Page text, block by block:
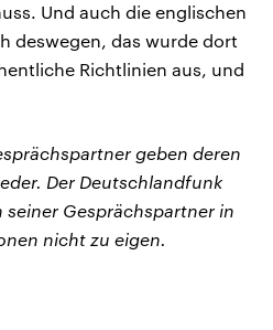
Und auch die englischen
deswegen, das wurde dort
Richtlinien aus, und
geben deren
Der Deutschlandfunk
Gesprächspartner in
nicht zu eigen.